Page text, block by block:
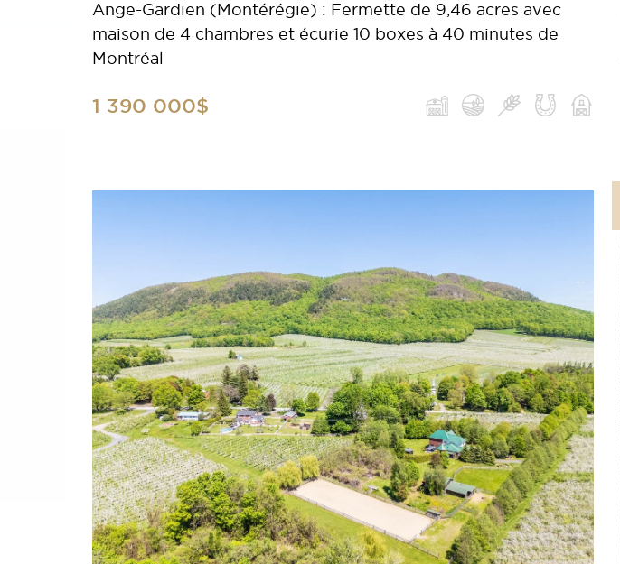
Ange-Gardien (Montérégie) : Fermette de 9,46 acres avec
maison de 4 chambres et écurie 10 boxes à 40 minutes de
Montréal
1 390 000$